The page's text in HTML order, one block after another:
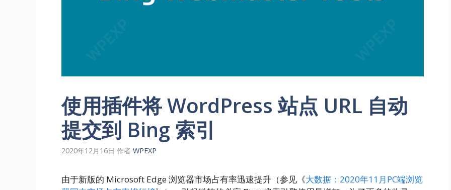
使用插件将 WordPress 站点 URL 自动
提交到 Bing 索引
2020年12月16日 作者 WPEXP
由于新版的 Microsoft Edge 浏览器市场占有率迅速提升（参见《大数据：2020年11月PC端浏览